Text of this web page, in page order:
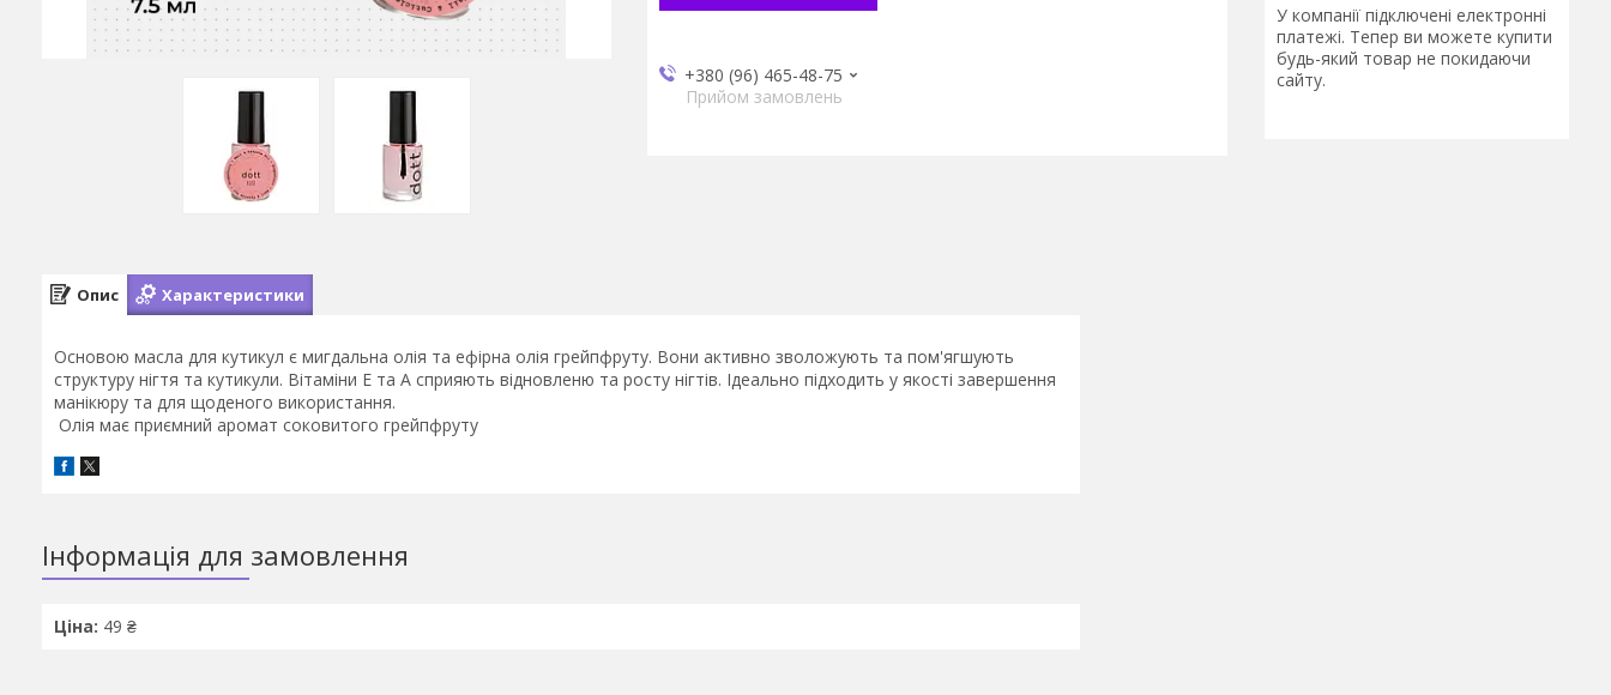
+380 (96) 465-48-75
Прийом замовлень
У компанії підключені електронні
платежі. Тепер ви можете купити
будь-який товар не покидаючи
сайту.
Опис Характеристики
Основою масла для кутикул є мигдальна олія та ефірна олія грейпфруту. Вони активно зволожують та пом'ягшують
структуру нігтя та кутикули. Вітаміни Е та А сприяють відновленю та росту нігтів. Ідеально підходить у якості завершення
манікюру та для щоденого використання.
Олія має приємний аромат соковитого грейпфруту
Інформація для замовлення
Ціна: 49 ₴